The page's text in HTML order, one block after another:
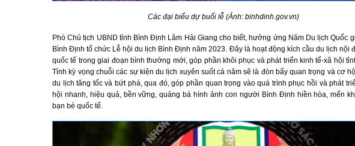
Các đại biểu dự buổi lễ (Ảnh: binhdinh.gov.vn)
Phó Chủ tịch UBND tỉnh Bình Định Lâm Hải Giang cho biết, hưởng ứng Năm Du lịch Quốc
Bình Định tổ chức Lễ hội du lịch Bình Định năm 2023. Đây là hoạt động kích cầu du lịch nội
quốc tế trong giai đoạn bình thường mới, góp phần khôi phục và phát triển kinh tế-xã hội
Tỉnh kỳ vọng chuỗi các sự kiện du lịch xuyên suốt cả năm sẽ là đòn bẩy quan trọng và cơ
du lịch tăng tốc và bứt phá, qua đó, góp phần quan trọng vào quá trình phục hồi và phát
hội nhanh, hiệu quả, bền vững, quảng bá hình ảnh con người Bình Định hiền hòa, mến
bạn bè quốc tế.